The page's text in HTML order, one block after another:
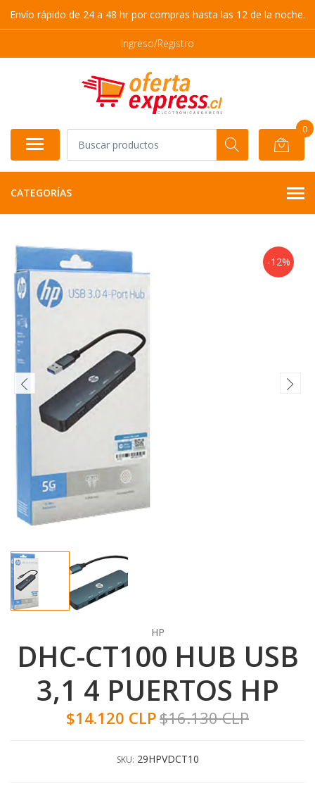
Envío rápido de 24 a 48 hr por compras hasta las 12 de la noche.
Ingreso/Registro
0
CATEGORÍAS
-12%
HP
DHC-CT100 HUB USB
3,1 4 PUERTOS HP
$14.120 CLP$16.130 CLP
SKU: 29HPVDCT10